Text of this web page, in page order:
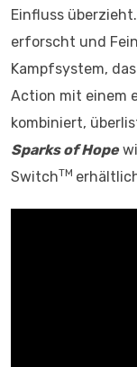
Einfluss
erforscht und
Kampfsystem,
Action mit einem
kombiniert,
Sparks of Hope
SwitchTM